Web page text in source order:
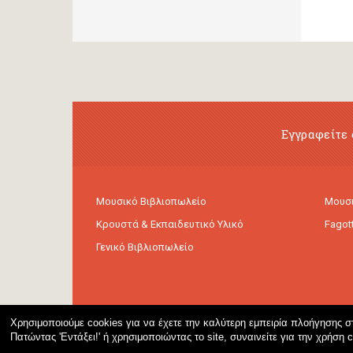
Χρησιμοποιούμε cookies για να έχετε την καλύτερη εμπειρία πλοήγησης
Πατώντας 'Εντάξει!' ή χρησιμοποιώντας το site, συναινείτε για την
Μουσικό Βιβλιοπωλείο
Κρουστά & Εκπαιδευτικό Υλικό
Γενικό Βιβλιοπωλείο